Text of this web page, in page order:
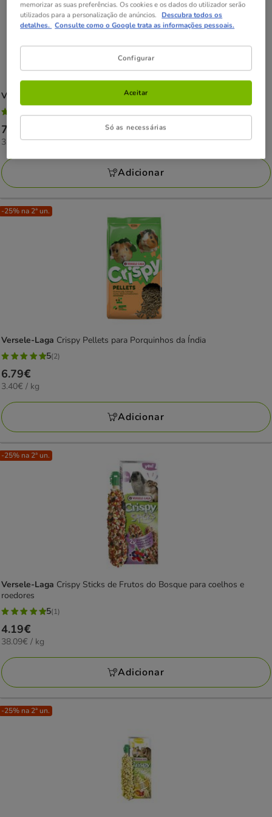
Versele-Laga Crispy Pellets para coelhos
5
estrelas
com
1
avaliações
Preço
7.09€
7.09€
3.55€
KG
3.55€ / kg
Adicionar
-25% na 2ª un.
Versele-Laga Crispy Pellets para Porquinhos da Índia
5
estrelas
com
2
avaliações
5(2)
Preço
6.79€
6.79€
3.40€
KG
3.40€ / kg
Adicionar
-25% na 2ª un.
Versele-Laga Crispy Sticks de Frutos do Bosque para coelhos e
roedores
5
estrelas
com
1
avaliações
5(1)
Preço
4.19€
4.19€
38.09€
KG
38.09€ / kg
Adicionar
-25% na 2ª un.
memorizar as suas preferências. Os cookies e os dados do utilizador serão
utilizados para a personalização de anúncios. Descubra todos os
detalhes. Consulte como o Google trata as informações pessoais.
Configurar
Só as necessárias
Aceitar